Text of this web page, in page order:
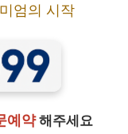
엄의 시작
예약해주세요